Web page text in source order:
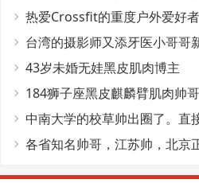
热爱Crossfit的重度户外爱好者
台湾的摄影师又添牙医小哥哥
43岁未婚无娃黑皮肌肉博主
184狮子座黑皮麒麟臂肌肉帅哥
中南大学的校草帅出圈了。直
各省知名帅哥，江苏帅，北京